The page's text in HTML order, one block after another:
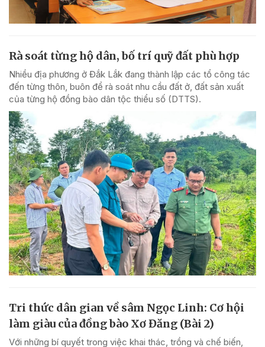
Rà soát từng hộ dân, bố trí quỹ đất phù hợp
Nhiều địa phương ở Đắk Lắk đang thành lập các tổ công tác
đến từng thôn, buôn để rà soát nhu cầu đất ở, đất sản xuất
của từng hộ đồng bào dân tộc thiểu số (DTTS).
Tri thức dân gian về sâm Ngọc Linh: Cơ hội
làm giàu của đồng bào Xơ Đăng (Bài 2)
Với những bí quyết trong việc khai thác, trồng và chế biến,